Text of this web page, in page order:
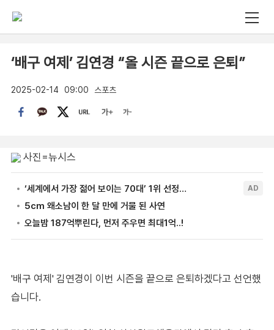
‘배구 여제’ 김연경 “올 시즌 끝으로 은퇴”
2025-02-14 09:00 스포츠
사진=뉴시스
'배구 여제' 김연경이 이번 시즌을 끝으로 은퇴하겠다고 선언했
습니다.